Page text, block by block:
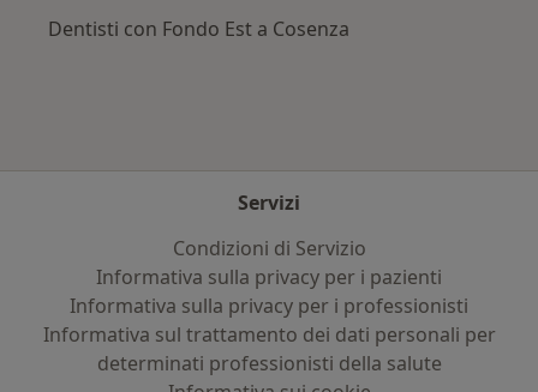
Dentisti con Fondo Est a Cosenza
Servizi
Condizioni di Servizio
Informativa sulla privacy per i pazienti
Informativa sulla privacy per i professionisti
Informativa sul trattamento dei dati personali per
determinati professionisti della salute